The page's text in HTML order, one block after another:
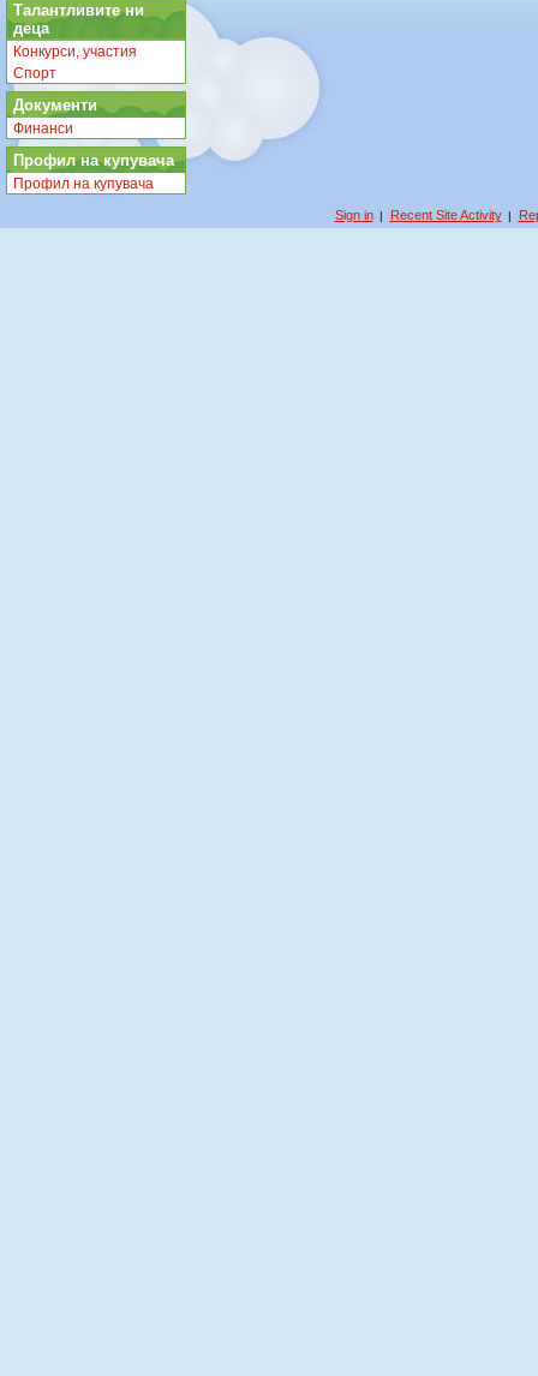
Талантливите ни
деца
Конкурси, участия
Спорт
Документи
Финанси
Профил на купувача
Профил на купувача
Sign in | Recent Site Activity |